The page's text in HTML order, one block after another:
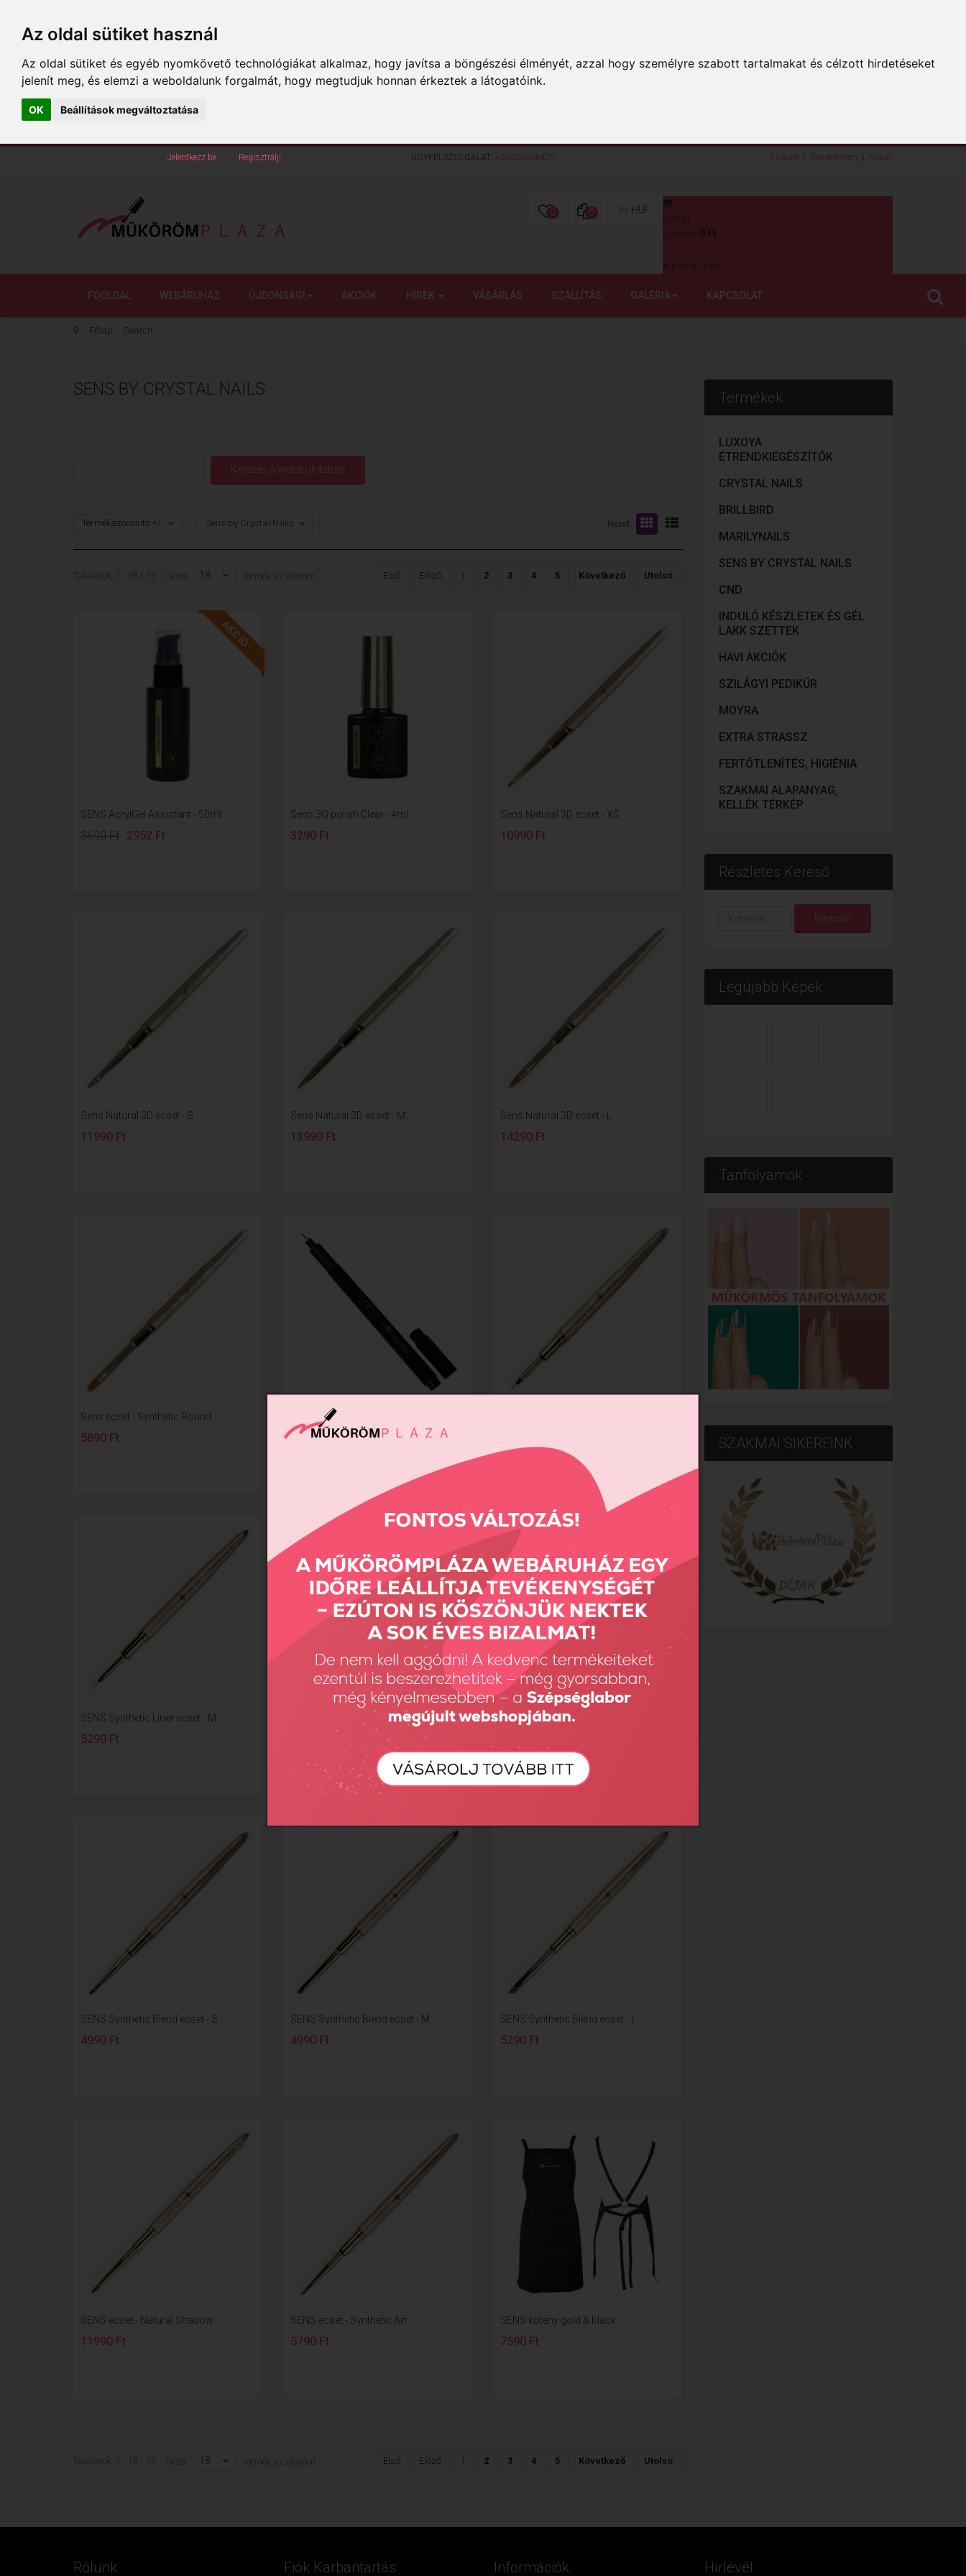
Az oldal sütiket használ
Az oldal sütiket és egyéb nyomkövető technológiákat alkalmaz, hogy javítsa a böngészési élményét, azzal hogy személyre szabott tartalmakat és célzott hirdetéseket
jelenít meg, és elemzi a weboldalunk forgalmát, hogy megtudjuk honnan érkeztek a látogatóink.
OK Beállítások megváltoztatása
Jelentkezz be Regisztrálj! ÜGYFÉLSZOLGÁLAT: +36303606429 Fiókom Rendeléseim Kosár
0 0 Ft HUF
Kosár
Összes: 0 Ft
A kosár üres!
FŐOLDAL WEBÁRUHÁZ ÚJDONSÁG! AKCIÓK HÍREK VÁSÁRLÁS SZÁLLÍTÁS GALÉRIA KAPCSOLAT
Főlap Search
SENS BY CRYSTAL NAILS
Nézet:
Termékazonosító +/- Sens by Crystal Nails
Találatok: 1 - 18 / 75 nézet: 18 termék az oldalon Első Előző 1 2 3 4 5 Következő Utolsó
AKCIÓ
SENS AcrylGel Assistant - 50ml
3690 Ft 2952 Ft
Sens 3G polish Clear - 4ml
3290 Ft
Sens Natural 3D ecset - XS
10990 Ft
Sens Natural 3D ecset - S
11990 Ft
Sens Natural 3D ecset - M
13990 Ft
Sens Natural 3D ecset - L
14290 Ft
Sens ecset - Synthetic Round
5890 Ft
SENS Sketch pen
1290 Ft
SENS Synthetic Liner ecset - M
5290 Ft
SENS Synthetic Liner ecset - L SENS ecset - Natural Liner
6990 Ft
SENS Synthetic Blend ecset - S
4990 Ft
SENS Synthetic Blend ecset - M
4990 Ft
SENS Synthetic Blend ecset - L
5290 Ft
SENS ecset - Natural Shadow
11990 Ft
SENS ecset - Synthetic Art
5790 Ft
SENS kötény gold & black
7590 Ft
Találatok: 1 - 18 / 75 nézet: 18 termék az oldalon Első Előző 1 2 3 4 5 Következő Utolsó
Termékek
LUXOYA
ÉTRENDKIEGÉSZÍTŐK
CRYSTAL NAILS
BRILLBIRD
MARILYNAILS
SENS BY CRYSTAL NAILS
CND
INDULÓ KÉSZLETEK ÉS GÉL
LAKK SZETTEK
HAVI AKCIÓK
SZILÁGYI PEDIKŰR
MOYRA
EXTRA STRASSZ
FERTŐTLENÍTÉS, HIGIÉNIA
SZAKMAI ALAPANYAG,
KELLÉK TÉRKÉP
Részletes Kereső
Keresés
Legújabb Képek
Tanfolyamok
SZAKMAI SIKEREINK
Rólunk Fiók Karbantartás Információk Hírlevél